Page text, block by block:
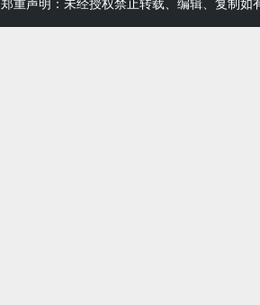
郑重声明：未经授权禁止转载、编辑、复制如